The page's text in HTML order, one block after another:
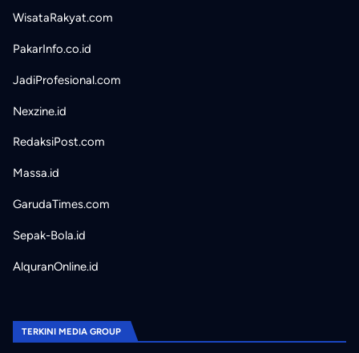
WisataRakyat.com
PakarInfo.co.id
JadiProfesional.com
Nexzine.id
RedaksiPost.com
Massa.id
GarudaTimes.com
Sepak-Bola.id
AlquranOnline.id
TERKINI MEDIA GROUP